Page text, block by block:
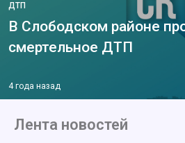
ДТП
В Слободском районе
смертельное ДТП
4 года назад
Лента новостей